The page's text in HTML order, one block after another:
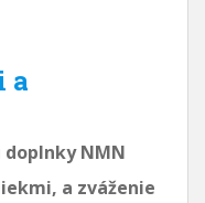
a
NMN
a zváženie